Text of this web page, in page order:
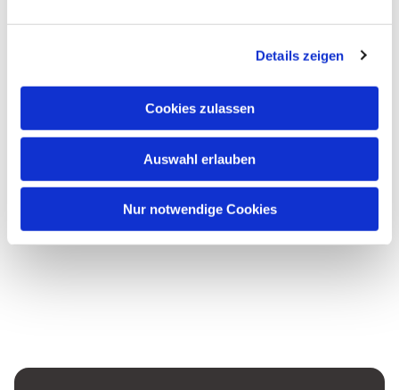
Details zeigen
Cookies zulassen
Auswahl erlauben
Nur notwendige Cookies